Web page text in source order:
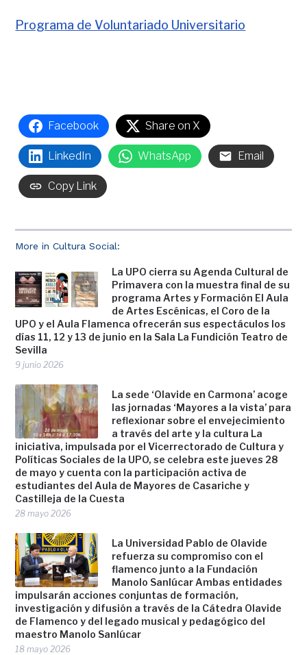
More in Cultura Social:
La UPO cierra su Agenda Cultural de
Primavera con la muestra final de su
programa Artes y Formación El Aula
de Artes Escénicas, el Coro de la
UPO y el Aula Flamenca ofrecerán sus espectáculos los
días 11, 12 y 13 de junio en la Sala La Fundición Teatro de
Sevilla
9 junio 2026
La sede ‘Olavide en Carmona’ acoge
las jornadas ‘Mayores a la vista’ para
reflexionar sobre el envejecimiento
a través del arte y la cultura La
iniciativa, impulsada por el Vicerrectorado de Cultura y
Políticas Sociales de la UPO, se celebra este jueves 28
de mayo y cuenta con la participación activa de
estudiantes del Aula de Mayores de Casariche y
Castilleja de la Cuesta
28 mayo 2026
La Universidad Pablo de Olavide
refuerza su compromiso con el
flamenco junto a la Fundación
Manolo Sanlúcar Ambas entidades
impulsarán acciones conjuntas de formación,
investigación y difusión a través de la Cátedra Olavide
de Flamenco y del legado musical y pedagógico del
maestro Manolo Sanlúcar
18 mayo 2026
Programa de Voluntariado Universitario
Facebook Share on X
LinkedIn WhatsApp Email
Copy Link